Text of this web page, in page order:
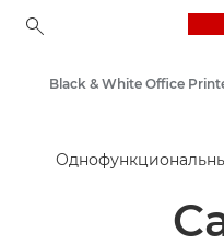
Решения и услуги
Black & White Office